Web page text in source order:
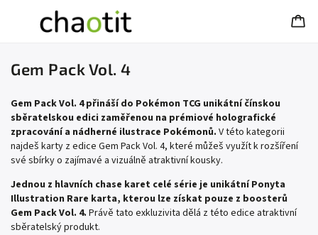
Gem Pack Vol. 4
Gem Pack Vol. 4 přináší do Pokémon TCG unikátní čínskou
sběratelskou edici zaměřenou na prémiové holografické
zpracování a nádherné ilustrace Pokémonů. V této kategorii
najdeš karty z edice Gem Pack Vol. 4, které můžeš využít k rozšíření
své sbírky o zajímavé a vizuálně atraktivní kousky.
Jednou z hlavních chase karet celé série je unikátní Ponyta
Illustration Rare karta, kterou lze získat pouze z boosterů
Gem Pack Vol. 4. Právě tato exkluzivita dělá z této edice atraktivní
sběratelský produkt.